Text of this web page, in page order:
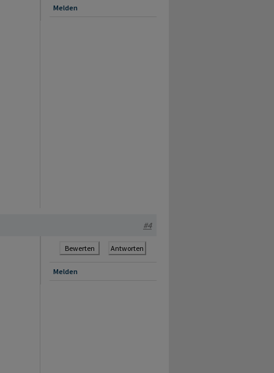
Melden
#4
Bewerten Antworten
Melden